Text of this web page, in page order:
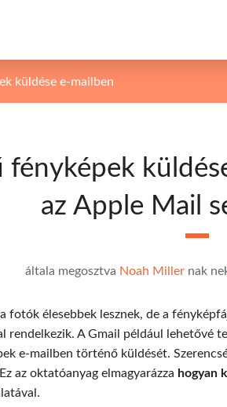
küldése e-mailben
fényképek
az Apple Mail
általa megosztva Noah Miller nak
fotók élesebbek lesznek, de a
rendelkezik. A Gmail például lehetővé
e-mailben történő küldését.
az oktatóanyag elmagyarázza hogyan